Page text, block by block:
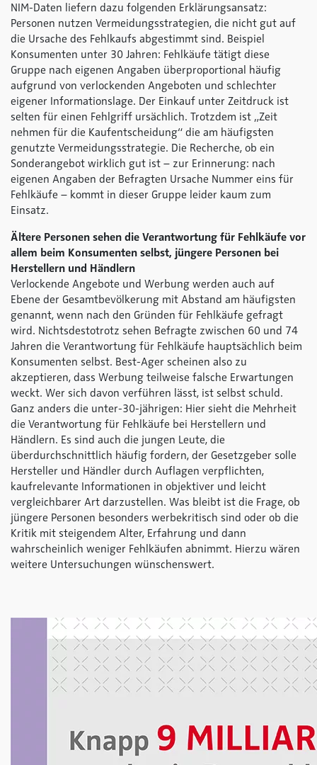
NIM-Daten liefern dazu folgenden Erklärungsansatz:
Personen nutzen Vermeidungsstrategien, die nicht gut auf
die Ursache des Fehlkaufs abgestimmt sind. Beispiel
Konsumenten unter 30 Jahren: Fehlkäufe tätigt diese
Gruppe nach eigenen Angaben überproportional häufig
aufgrund von verlockenden Angeboten und schlechter
eigener Informationslage. Der Einkauf unter Zeitdruck ist
selten für einen Fehlgriff ursächlich. Trotzdem ist „Zeit
nehmen für die Kaufentscheidung“ die am häufigsten
genutzte Vermeidungsstrategie. Die Recherche, ob ein
Sonderangebot wirklich gut ist – zur Erinnerung: nach
eigenen Angaben der Befragten Ursache Nummer eins für
Fehlkäufe – kommt in dieser Gruppe leider kaum zum
Einsatz.
Ältere Personen sehen die Verantwortung für Fehlkäufe vor
allem beim Konsumenten selbst, jüngere Personen bei
Herstellern und Händlern
Verlockende Angebote und Werbung werden auch auf
Ebene der Gesamtbevölkerung mit Abstand am häufigsten
genannt, wenn nach den Gründen für Fehlkäufe gefragt
wird. Nichtsdestotrotz sehen Befragte zwischen 60 und 74
Jahren die Verantwortung für Fehlkäufe hauptsächlich beim
Konsumenten selbst. Best-Ager scheinen also zu
akzeptieren, dass Werbung teilweise falsche Erwartungen
weckt. Wer sich davon verführen lässt, ist selbst schuld.
Ganz anders die unter-30-jährigen: Hier sieht die Mehrheit
die Verantwortung für Fehlkäufe bei Herstellern und
Händlern. Es sind auch die jungen Leute, die
überdurchschnittlich häufig fordern, der Gesetzgeber solle
Hersteller und Händler durch Auflagen verpflichten,
kaufrelevante Informationen in objektiver und leicht
vergleichbarer Art darzustellen. Was bleibt ist die Frage, ob
jüngere Personen besonders werbekritisch sind oder ob die
Kritik mit steigendem Alter, Erfahrung und dann
wahrscheinlich weniger Fehlkäufen abnimmt. Hierzu wären
weitere Untersuchungen wünschenswert.